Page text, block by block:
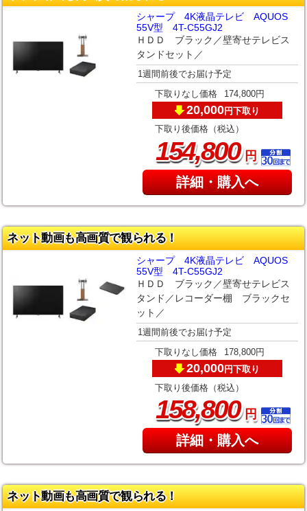
シャープ 4K液晶テレビ AQUOS
55V型 4T-C55GJ2
ＨＤＤ ブラック／壁寄せテレビス
タンドセット／
1週間前後でお届け予定
下取りなし価格 174,800円
20,000円下取り
下取り後価格（税込）
154,800円
詳細・購入へ
ネット動画も高画質で観られる！
シャープ 4K液晶テレビ AQUOS
55V型 4T-C55GJ2
ＨＤＤ ブラック／壁寄せテレビス
タンド／レコーダー棚 ブラックセ
ット／
1週間前後でお届け予定
下取りなし価格 178,800円
20,000円下取り
下取り後価格（税込）
158,800円
詳細・購入へ
ネット動画も高画質で観られる！